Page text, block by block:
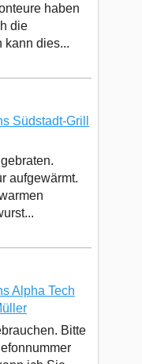
haben
die
kann dies...
Südstadt-Grill
aufgewärmt.
Alpha Tech
Bitte